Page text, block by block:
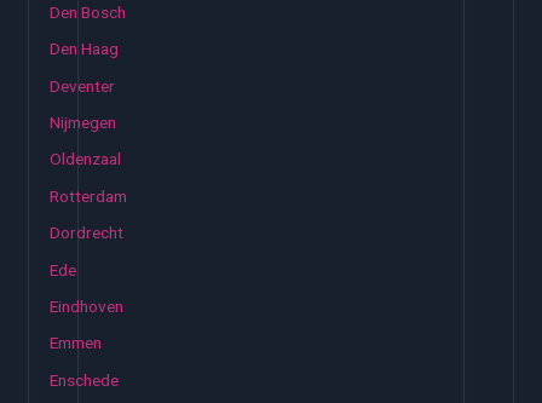
Den Bosch
Den Haag
Deventer
Nijmegen
Oldenzaal
Rotterdam
Dordrecht
Ede
Eindhoven
Emmen
Enschede